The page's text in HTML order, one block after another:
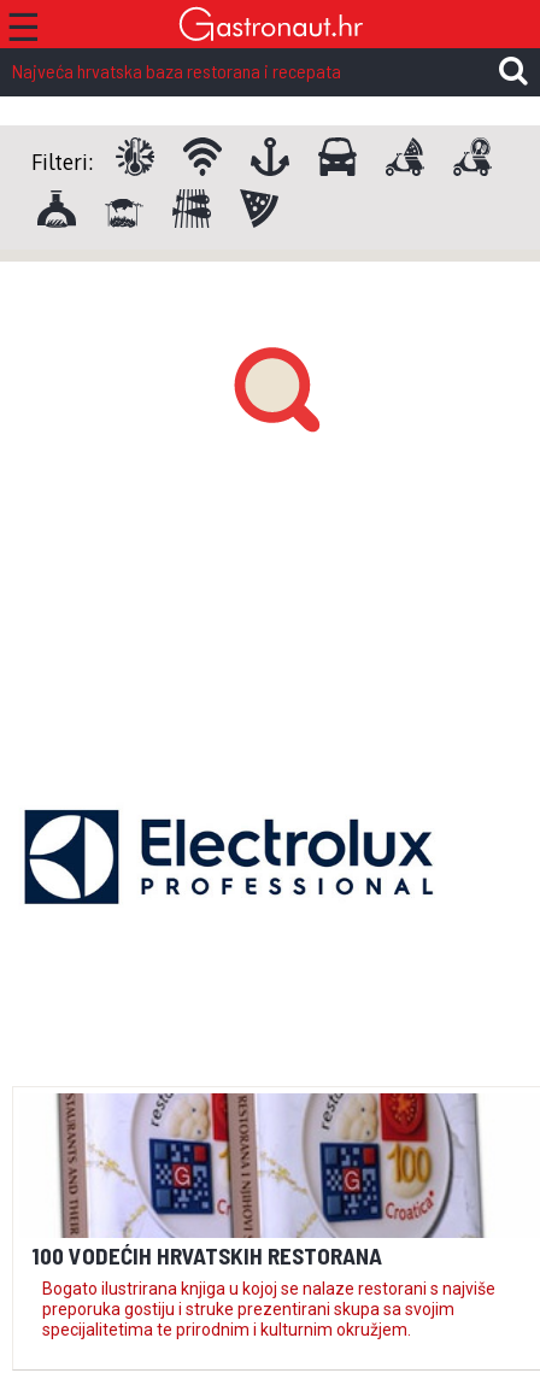
☰
Najveća hrvatska baza restorana i recepata
Filteri:
100 VODEĆIH HRVATSKIH RESTORANA
Bogato ilustrirana knjiga u kojoj se nalaze restorani s najviše
preporuka gostiju i struke prezentirani skupa sa svojim
specijalitetima te prirodnim i kulturnim okružjem.